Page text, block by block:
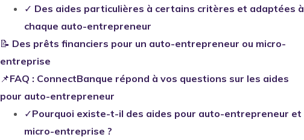
✓ Des aides particulières à certains critères et adaptées à
chaque auto-entrepreneur
📝 Des prêts financiers pour un auto-entrepreneur ou micro-
entreprise
📌FAQ : ConnectBanque répond à vos questions sur les aides
pour auto-entrepreneur
✓Pourquoi existe-t-il des aides pour auto-entrepreneur et
micro-entreprise ?